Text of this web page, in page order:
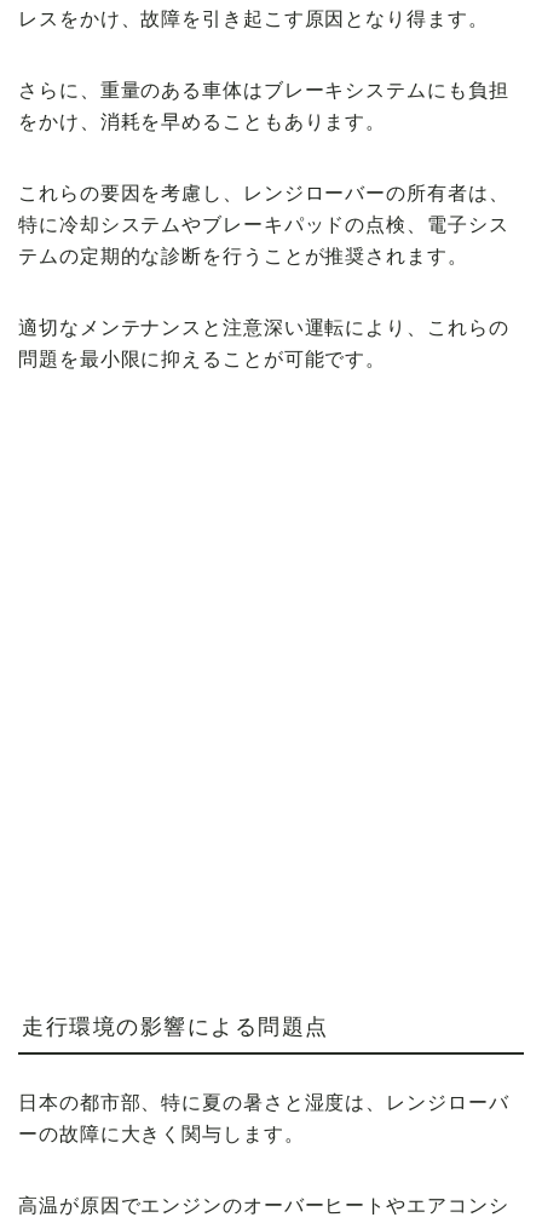
レスをかけ、故障を引き起こす原因となり得ます。
さらに、重量のある車体はブレーキシステムにも負担
をかけ、消耗を早めることもあります。
これらの要因を考慮し、レンジローバーの所有者は、
特に冷却システムやブレーキパッドの点検、電子シス
テムの定期的な診断を行うことが推奨されます。
適切なメンテナンスと注意深い運転により、これらの
問題を最小限に抑えることが可能です。
走行環境の影響による問題点
日本の都市部、特に夏の暑さと湿度は、レンジローバ
ーの故障に大きく関与します。
高温が原因でエンジンのオーバーヒートやエアコンシ